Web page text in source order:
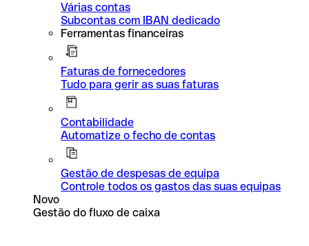
Várias contas
Subcontas com IBAN dedicado
Ferramentas financeiras
Faturas de fornecedores
Tudo para gerir as suas faturas
Contabilidade
Automatize o fecho de contas
Gestão de despesas de equipa
Controle todos os gastos das suas equipas
Novo
Gestão do fluxo de caixa